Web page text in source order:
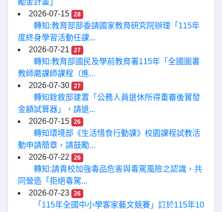
勵金計畫」
2026-07-15
28
轉知:教育部部委請國家教育研究院辦理「115年
度終身學習活動任課...
2026-07-21
27
轉知:教育部國民及學前教育署115年「全國圖書
教師磨課師課程（進...
2026-07-30
27
轉知銓敘部建置「公務人員退休所得重審後實發
金額試算器」，請退...
2026-07-15
26
轉知環境部《生活惜食行動課》校園課程試教活
動申請簡章，請鼓勵...
2026-07-22
26
轉知:請貴校加強毒品危害與毒駕風險之認識，共
同營造「拒絕毒駕...
2026-07-23
26
「115年全國中小學客家藝文競賽」訂於115年10